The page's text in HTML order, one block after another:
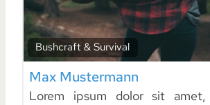
Bushcraft & Survival
Max Mustermann
Lorem ipsum dolor sit amet,